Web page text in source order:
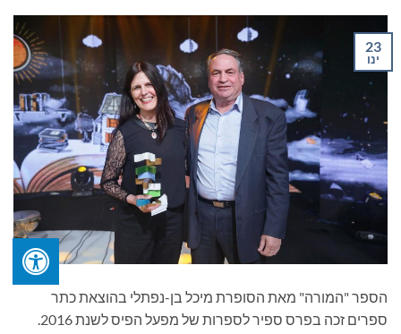
23
ינו
הספר "המורה" מאת הסופרת מיכל בן-נפתלי בהוצאת כתר
ספרים זכה בפרס ספיר לספרות של מפעל הפיס לשנת 2016.